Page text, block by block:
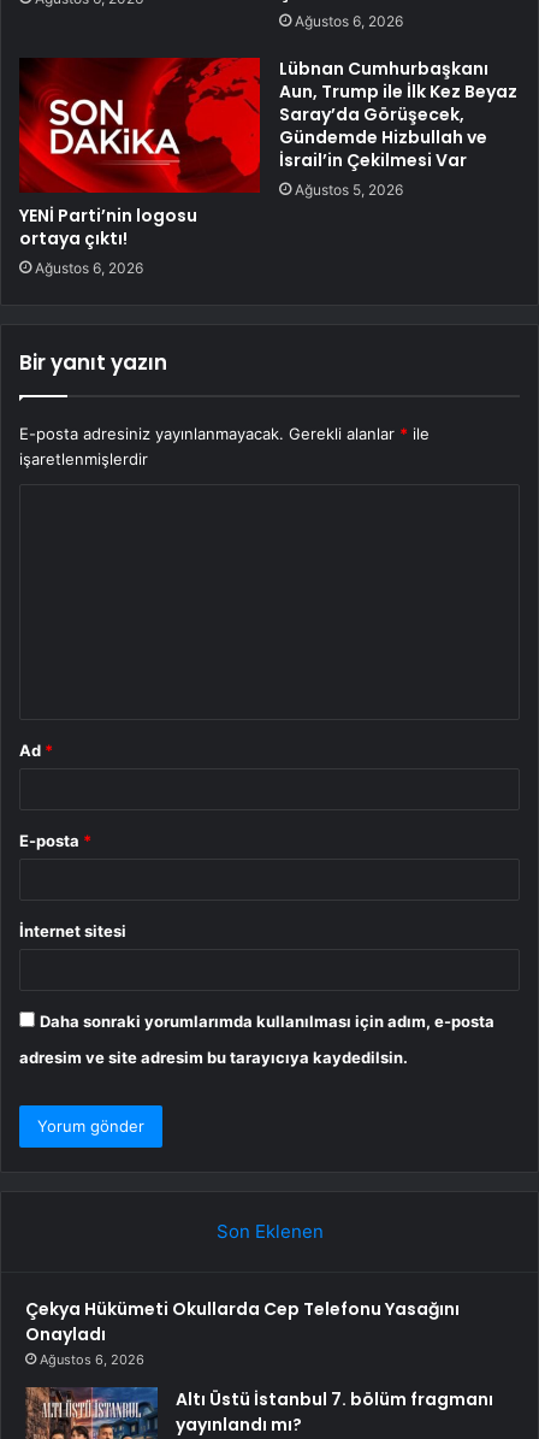
Ağustos 6, 2026
YENİ Parti’nin logosu
ortaya çıktı!
Ağustos 6, 2026
Lübnan Cumhurbaşkanı
Aun, Trump ile İlk Kez Beyaz
Saray’da Görüşecek,
Gündemde Hizbullah ve
İsrail’in Çekilmesi Var
Ağustos 5, 2026
Bir yanıt yazın
E-posta adresiniz yayınlanmayacak. Gerekli alanlar * ile
işaretlenmişlerdir
Ad *
E-posta *
İnternet sitesi
Daha sonraki yorumlarımda kullanılması için adım, e-posta
adresim ve site adresim bu tarayıcıya kaydedilsin.
Son Eklenen
Çekya Hükümeti Okullarda Cep Telefonu Yasağını
Onayladı
Ağustos 6, 2026
Altı Üstü İstanbul 7. bölüm fragmanı
yayınlandı mı?